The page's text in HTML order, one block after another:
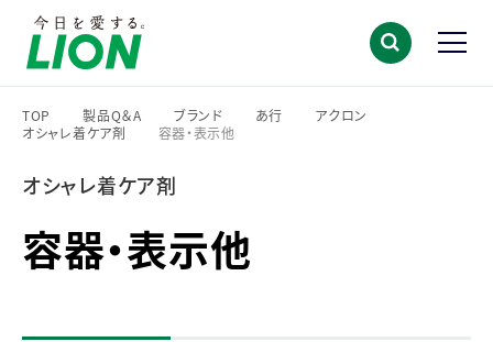
TOP
>
製品Q＆A
>
ブランド
あ行
アクロン
オシャレ着ケア剤
容器・表示他
オシャレ着ケア剤
容器・表示他